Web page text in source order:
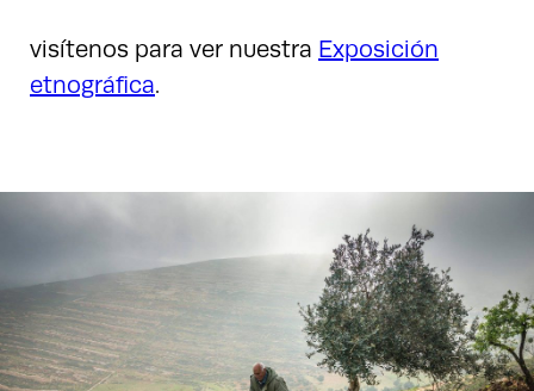
visítenos para ver nuestra Exposición
etnográfica.